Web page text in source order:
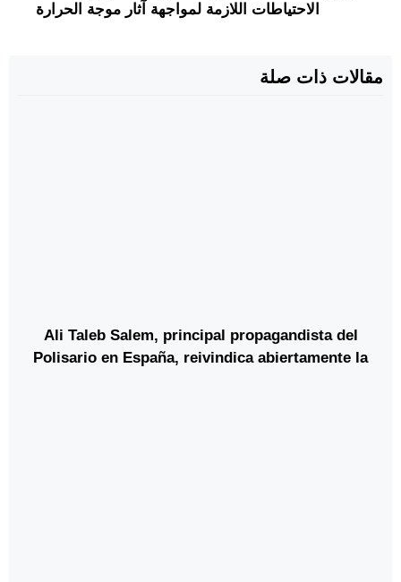
الاحتياطات اللازمة لمواجهة آثار موجة الحرارة
مقالات ذات صلة
Ali Taleb Salem, principal propagandista del
Polisario en España, reivindica abiertamente la